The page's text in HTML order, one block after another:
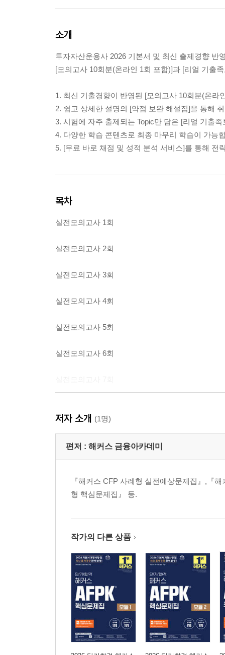
소개
투자자산운용사 2026 기본서 및 최신 출제경향 반
[모의고사 10회분(온라인 1회 포함)]과 [리얼 기출
1. 최신 기출경향이 반영된 [모의고사 10회분(온
2. 쉽고 상세한 설명의 [약점 보완 해설집]을 통해
3. 시험에 자주 출제되는 Topic만 담은 [리얼 기출
4. 다양한 학습 콘텐츠로 최종 마무리 학습이 가능
5. [무료 바로 채점 및 성적 분석 서비스]를 통해 전
목차
실전모의고사 1회
실전모의고사 2회
실전모의고사 3회
실전모의고사 4회
실전모의고사 5회
실전모의고사 6회
실전모의고사 9회
[리얼 기출족보 1] 고빈출 7일 완성
[리얼 기출족보 3] 빈출 O/X 1000제 체크북
저자 소개 (1명)
편저 : 해커스 금융아카데미
『해커스 CFP 사례형 실전예상문제집』,『
형 핵심문제집』 등.
작가의 다른 상품